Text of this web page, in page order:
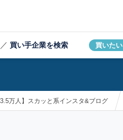
／ 買い手企業を検索 買いたい
万人】スカッと系インスタ&ブログ